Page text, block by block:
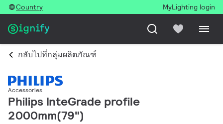
Country MyLighting login
กลับไปที่กลุ่มผลิตภัณฑ์
Accessories
Philips InteGrade profile
2000mm(79")